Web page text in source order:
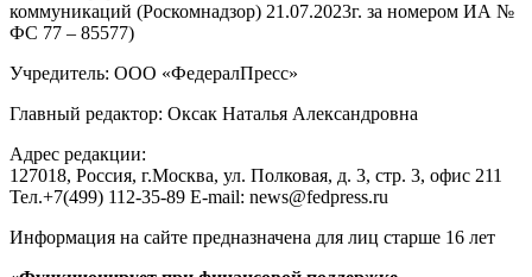
коммуникаций (Роскомнадзор) 21.07.2023г. за номером ИА №
ФС 77 – 85577)
Учредитель: ООО «ФедералПресс»
Главный редактор: Оксак Наталья Александровна
Адрес редакции:
127018, Россия, г.Москва, ул. Полковая, д. 3, стр. 3, офис 211
Тел.+7(499) 112-35-89 E-mail: news@fedpress.ru
Информация на сайте предназначена для лиц старше 16 лет